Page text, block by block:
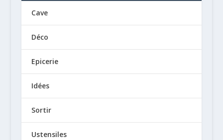
Cave
Déco
Epicerie
Idées
Sortir
Ustensiles